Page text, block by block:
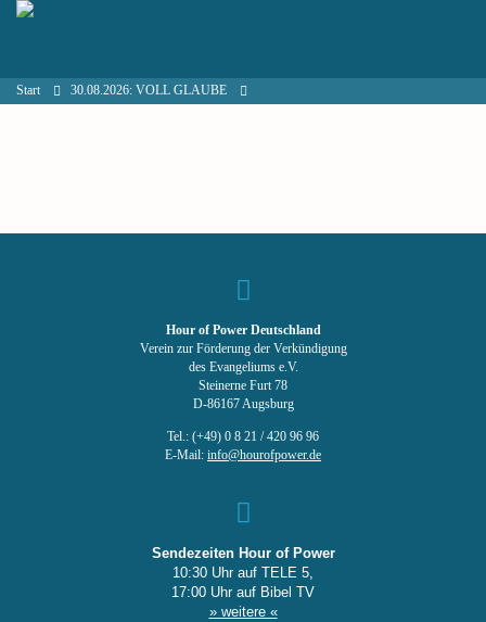
Start 30.08.2026: VOLL GLAUBE
Hour of Power Deutschland
Verein zur Förderung der Verkündigung
des Evangeliums e.V.
Steinerne Furt 78
D-86167 Augsburg
Tel.: (+49) 0 8 21 / 420 96 96
E-Mail: info@hourofpower.de
Sendezeiten Hour of Power
10:30 Uhr auf TELE 5,
17:00 Uhr auf Bibel TV
» weitere «